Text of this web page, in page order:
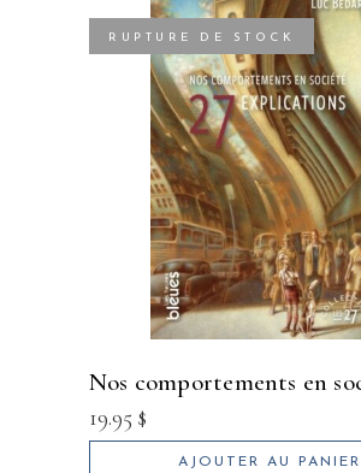
RUPTURE DE STOCK
nos comportements en
19.95 $
AJOUTER AU PANIER